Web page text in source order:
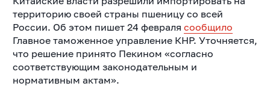
территорию своей страны пшеницу со всей
России. Об этом пишет 24 февраля сообщило
Главное таможенное управление КНР. Уточняется,
что решение принято Пекином «согласно
соответствующим законодательным и
нормативным актам».